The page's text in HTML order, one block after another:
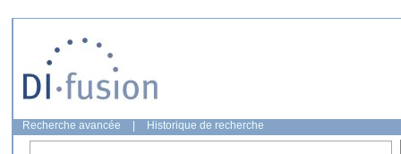
Recherche avancée Historique de recherche